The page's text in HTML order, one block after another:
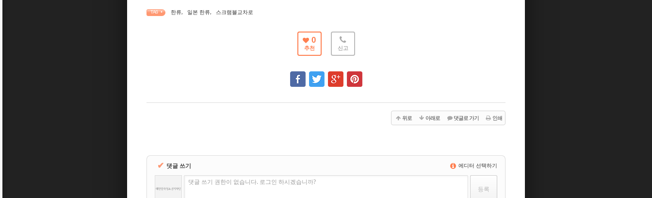
TAG • 한류, 일본 한류, 스크램블교차로
0
추천 신고
위로 아래로 댓글로 가기 인쇄
✔ 댓글 쓰기 에디터 선택하기
댓글 쓰기 권한이 없습니다. 로그인 하시겠습니까?